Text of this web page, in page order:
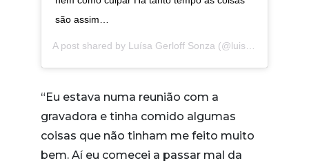
são assim…
A post shared by Luísa Gerloff Sonza (@luisasonza) on
“Eu estava numa reunião com a
gravadora e tinha comido algumas
coisas que não tinham me feito muito
bem. Aí eu comecei a passar mal da